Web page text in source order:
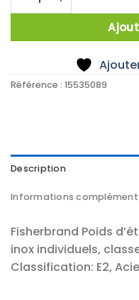
Référence : 15535089
Description
Informations
Fisherbrand Poids
inox individuels,
Classification: E2,